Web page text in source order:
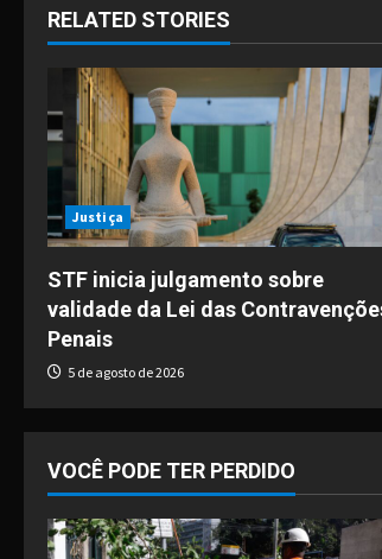
t
a
v
i
g
a
t
i
o
n
RELATED STORIES
Justiça
STF inicia julgamento sobre
validade da Lei das
Penais
5 de agosto de 2026
VOCÊ PODE TER PERDIDO